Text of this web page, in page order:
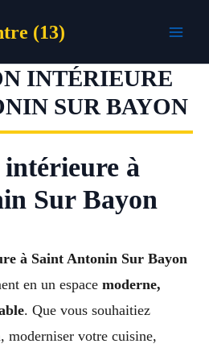
(13)
INTÉRIEURE
SUR BAYON
à
Sur Bayon
à Saint Antonin Sur Bayon
en un espace moderne,
. Que vous souhaitiez
moderniser votre cuisine,